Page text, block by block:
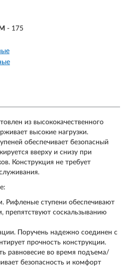
- 175
из высококачественного
высокие нагрузки.
обеспечивает безопасный
вверху и снизу при
Конструкция не требует
Рифленые ступени обеспечивают
препятствуют соскальзыванию
Поручень надежно соединен с
прочность конструкции.
равновесие во время подъема/
безопасность и комфорт